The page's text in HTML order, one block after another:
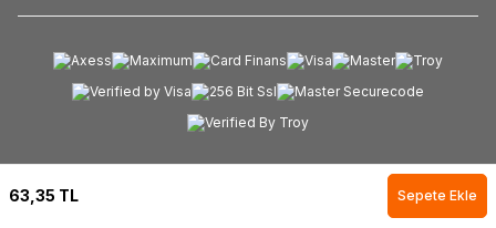
63,35 TL Sepete Ekle